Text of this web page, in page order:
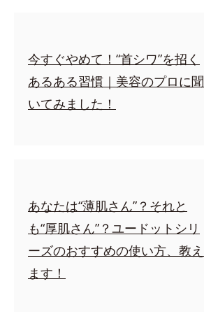
今すぐやめて！“首シワ”を招く
あるある習慣｜美容のプロに聞
いてみました！
あなたは“薄肌さん”？それと
も“厚肌さん”？ユードットシリ
ーズのおすすめの使い方、教え
ます！